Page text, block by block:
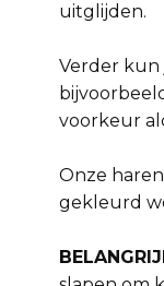
uitglijden.
Verder kun
voorkeur
Onze
gekleurd